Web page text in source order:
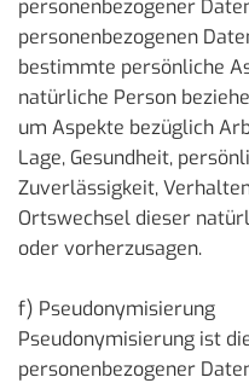
personenbezogener
personenbezogenen
bestimmte persönliche
natürliche Person
um Aspekte bezüglich
Lage, Gesundheit,
Zuverlässigkeit,
Ortswechsel dieser
oder vorherzusagen.
f) Pseudonymisierung
Pseudonymisierung ist
personenbezogener